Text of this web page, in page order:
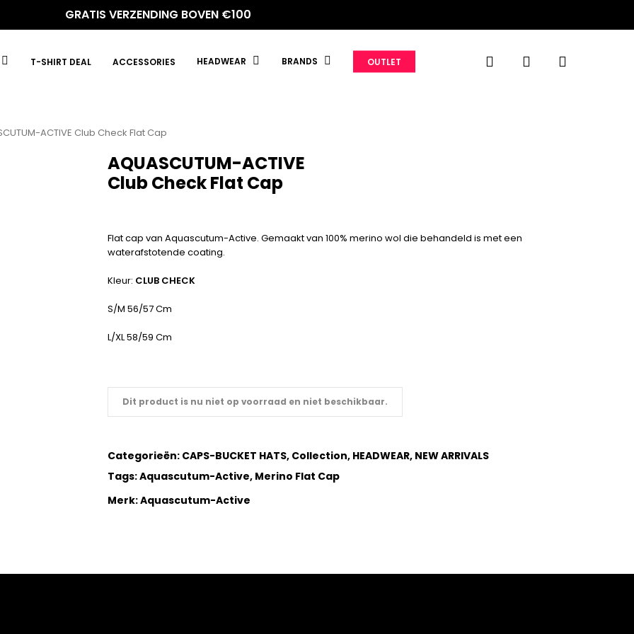
GRATIS VERZENDING BOVEN €100
T-SHIRT DEAL ACCESSORIES HEADWEAR BRANDS OUTLET search account
ACTIVE Club Check Flat Cap
AQUASCUTUM-ACTIVE
Club Check Flat Cap
Flat cap van Aquascutum-Active. Gemaakt van 100% merino wol die behandeld is met een
waterafstotende coating.
Kleur: CLUB CHECK
S/M 56/57 Cm
L/XL 58/59 Cm
Dit product is nu niet op voorraad en niet beschikbaar.
Categorieën: CAPS-BUCKET HATS, Collection, HEADWEAR, NEW ARRIVALS
Tags:Aquascutum-Active, Merino Flat Cap
Merk:Aquascutum-Active